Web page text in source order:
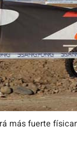
más fuerte